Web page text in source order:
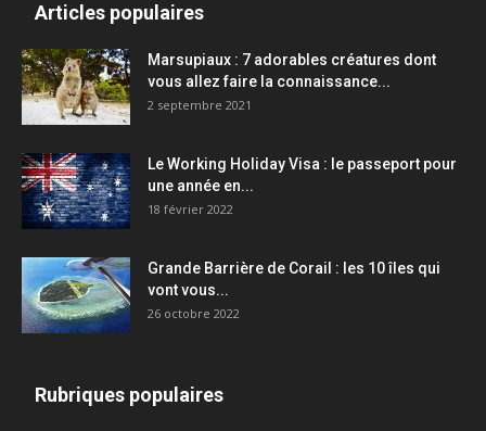
Articles populaires
Marsupiaux : 7 adorables créatures dont
vous allez faire la connaissance...
2 septembre 2021
Le Working Holiday Visa : le passeport pour
une année en...
18 février 2022
Grande Barrière de Corail : les 10 îles qui
vont vous...
26 octobre 2022
Rubriques populaires